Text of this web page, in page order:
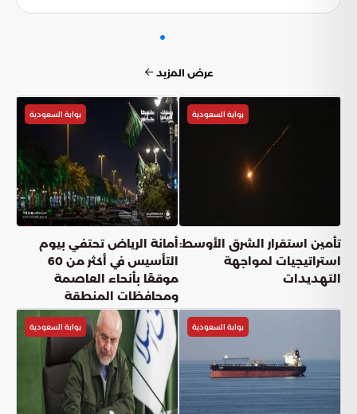
وصول كافة العناصر الغذائية إلى محصوله الأساسي.
عرض المزيد
بوابة السعودية
تأمين استقرار الشرق الأوسط:
استراتيجيات لمواجهة
التهديدات
بوابة السعودية
أمانة الرياض تحتفي بيوم
التأسيس في أكثر من 60
موقعًا بأنحاء العاصمة
ومحافظات المنطقة
بوابة السعودية بوابة السعودية